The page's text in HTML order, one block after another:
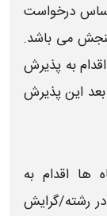
درخواست
می باشد.
به پذیرش
این پذیرش
ها اقدام به
دررشته/گرایش